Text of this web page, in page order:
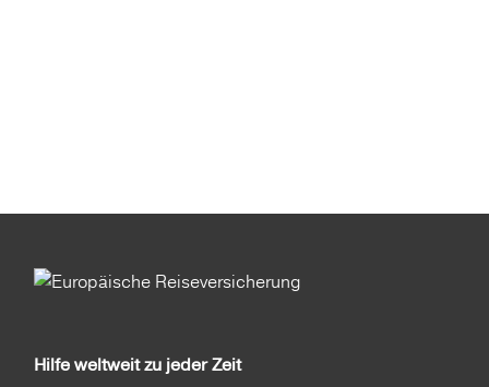
Hilfe weltweit zu jeder Zeit